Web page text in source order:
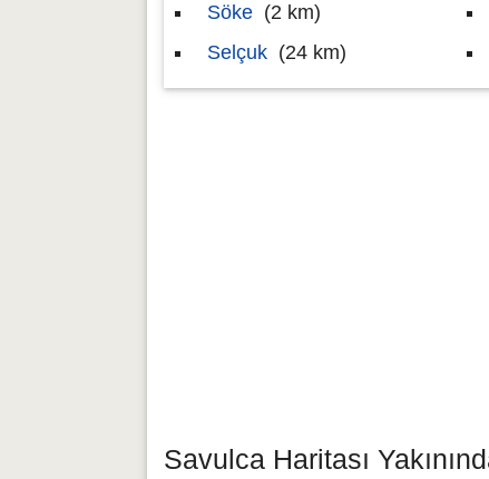
Söke (2 km)
Selçuk (24 km)
Savulca Haritası